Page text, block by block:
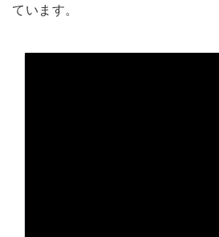
ています。